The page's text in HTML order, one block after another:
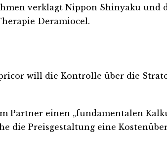
verklagt Nippon Shinyaku und
Deramiocel.
will die Kontrolle über die
Partner einen „fundamentalen
die Preisgestaltung eine